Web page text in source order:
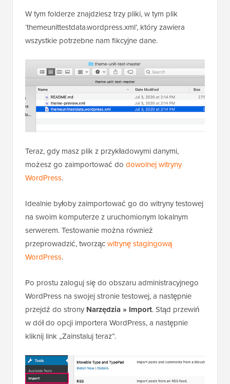
W tym folderze znajdziesz trzy pliki, w tym plik
‘themeunittestdata.wordpress.xml’, który zawiera
wszystkie potrzebne nam fikcyjne dane.
Teraz, gdy masz plik z przykładowymi danymi,
możesz go zaimportować do dowolnej witryny
WordPress.
Idealnie byłoby zaimportować go do witryny testowej
na swoim komputerze z uruchomionym lokalnym
serwerem. Testowanie można również
przeprowadzić, tworzącwitrynę stagingową
WordPress.
Po prostu zaloguj się do obszaru administracyjnego
WordPress na swojej stronie testowej, a następnie
przejdź do strony Narzędzia » Import. Stąd przewiń
w dół do opcji importera WordPress, a następnie
kliknij link „Zainstaluj teraz”.